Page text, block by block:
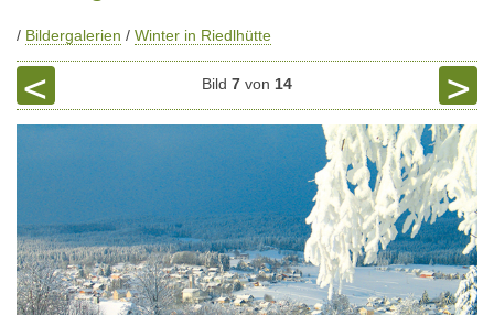
/ Bildergalerien / Winter in Riedlhütte
Bild 7 von 14
< >